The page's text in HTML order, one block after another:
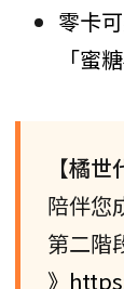
零卡
「蜜
【橘世
陪伴您
第二階
》